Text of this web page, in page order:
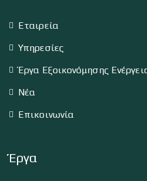
Εταιρεία
Υπηρεσίες
Έργα Εξοικονόμησης
Νέα
Επικοινωνία
Έργα